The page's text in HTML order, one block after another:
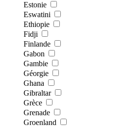
Estonie
Eswatini
Ethiopie
Fidji
Finlande
Gabon
Gambie
Géorgie
Ghana
Gibraltar
Grèce
Grenade
Groenland